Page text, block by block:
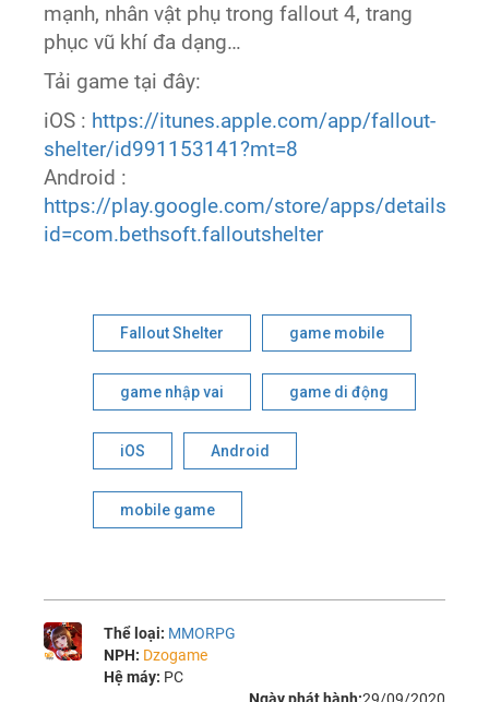
mạnh, nhân vật phụ trong fallout 4, trang
phục vũ khí đa dạng…
Tải game tại đây:
iOS : https://itunes.apple.com/app/fallout-
shelter/id991153141?mt=8
Android :
https://play.google.com/store/apps/details?
id=com.bethsoft.falloutshelter
Fallout Shelter game mobile
game nhập vai game di động
iOS Android
mobile game
Thể loại: MMORPG
NPH: Dzogame
Hệ máy: PC